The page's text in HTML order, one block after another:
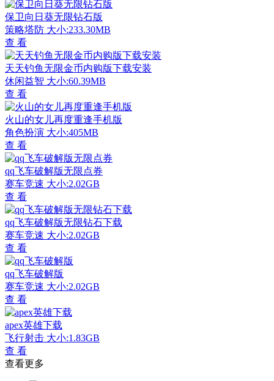
保卫向日葵无限钻石版
策略塔防 大小:233.30MB
查 看
天天钓鱼无限金币内购版下载安装
休闲益智 大小:60.39MB
查 看
火山的女儿再度重逢手机版
角色扮演 大小:405MB
查 看
qq飞车破解版无限点券
赛车竞速 大小:2.02GB
查 看
qq飞车破解版无限钻石下载
赛车竞速 大小:2.02GB
查 看
qq飞车破解版
赛车竞速 大小:2.02GB
查 看
apex英雄下载
飞行射击 大小:1.83GB
查 看
查看更多